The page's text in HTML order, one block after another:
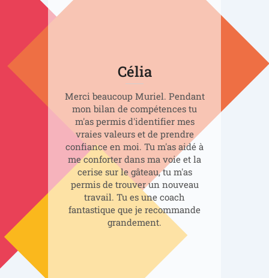
Célia
Merci beaucoup Muriel. Pendant
mon bilan de compétences tu
m'as permis d'identifier mes
vraies valeurs et de prendre
confiance en moi. Tu m'as aidé à
me conforter dans ma voie et la
cerise sur le gâteau, tu m'as
permis de trouver un nouveau
travail. Tu es une coach
fantastique que je recommande
grandement.